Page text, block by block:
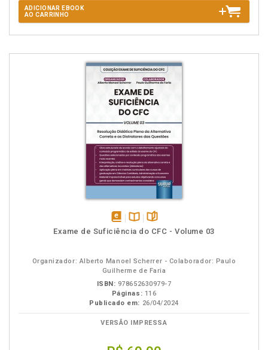
ADICIONAR EBOOK
AO CARRINHO
disponívelDisponível
páginas
Exame de Suficiência do CFC - Volume 03
Organizador: Alberto Manoel Scherrer - Colaborador: Paulo
Guilherme de Faria
ISBN: 978652630979-7
Páginas: 116
Publicado em: 26/04/2024
VERSÃO IMPRESSA